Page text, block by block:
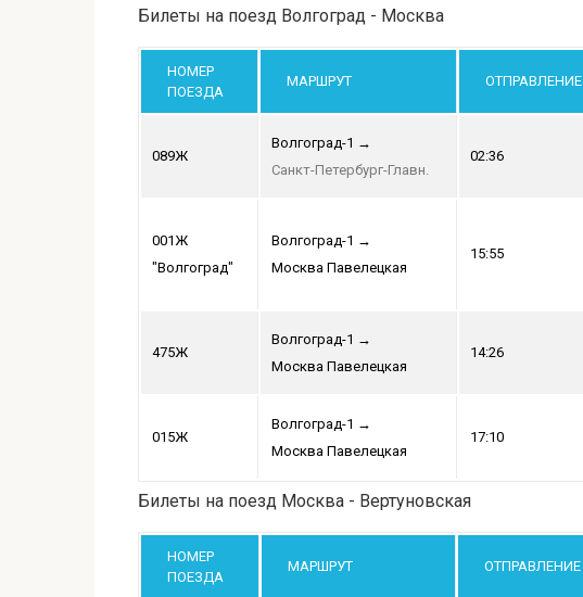
Билеты на поезд Волгоград - Москва
НОМЕР
ПОЕЗДА
МАРШРУТ ОТПРАВЛЕНИЕ
089Ж
Волгоград-1 →
Санкт-Петербург-Главн.
02:36
001Ж
"Волгоград"
Волгоград-1 →
Москва Павелецкая
15:55
475Ж
Волгоград-1 →
Москва Павелецкая
14:26
015Ж
Волгоград-1 →
Москва Павелецкая
17:10
Билеты на поезд Москва - Вертуновская
НОМЕР
ПОЕЗДА
МАРШРУТ ОТПРАВЛЕНИЕ